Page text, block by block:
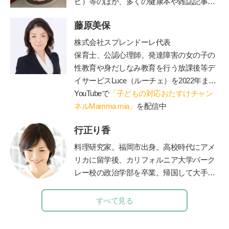
由流里舎農園
認。Twitterも更新中。
藤原美保
株式会社スプレンドーレ代表
保育士、公認心理師。発達障害の女の子の
性教育や身だしなみ教育を行う放課後等デ
イサービスLuce（ルーチェ）を2022年まで
運営。現在は障害のあるお子さんと保護者
が一緒に通うことができる脱毛サロン
育てや療育相談、事業所での性教育のやり
方、職員研修やコンサル、講演等を行う。
著書に『発達障害の女の子のお母さんが、
早めに知っておきたい「
のルール」』、
っておいて良かったこと
（エッセンシ
ャル出版社）、『発達障害の女の子の「自
YouTubeで「子どもの対応おたすけチャン
ネルMamma mia」 を配信中
行正り香
料理研究家。福岡市出身。高校時代にアメ
リカに留学後、カリフォルニア大学バーク
レー校の政治学部を卒業。帰国して大手広
職後は「なるほど！エージェント」を立ち
上げ、料理家としても、テレビや雑誌など
すべて見る